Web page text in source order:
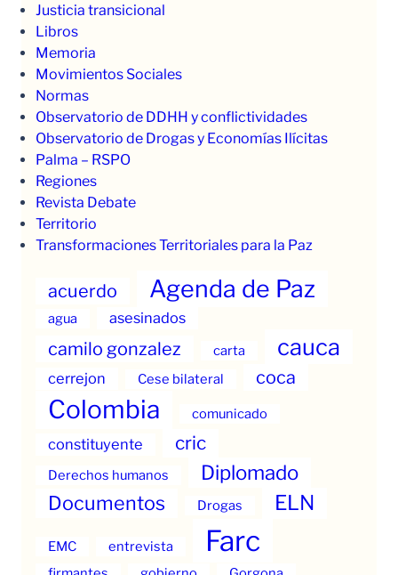
Justicia transicional
Libros
Memoria
Movimientos Sociales
Normas
Observatorio de DDHH y conflictividades
Observatorio de Drogas y Economías Ilícitas
Palma – RSPO
Regiones
Revista Debate
Territorio
Transformaciones Territoriales para la Paz
acuerdo Agenda de Paz
agua asesinados
camilo gonzalez carta cauca
cerrejon Cese bilateral coca
Colombia comunicado
constituyente cric
Derechos humanos Diplomado
Documentos Drogas ELN
EMC entrevista Farc